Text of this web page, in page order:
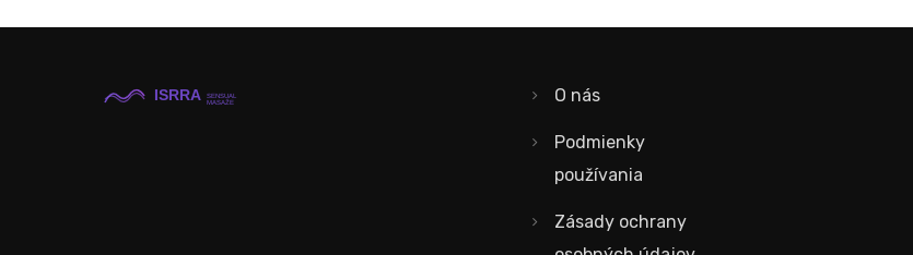
O nás
Podmienky
používania
Zásady ochrany